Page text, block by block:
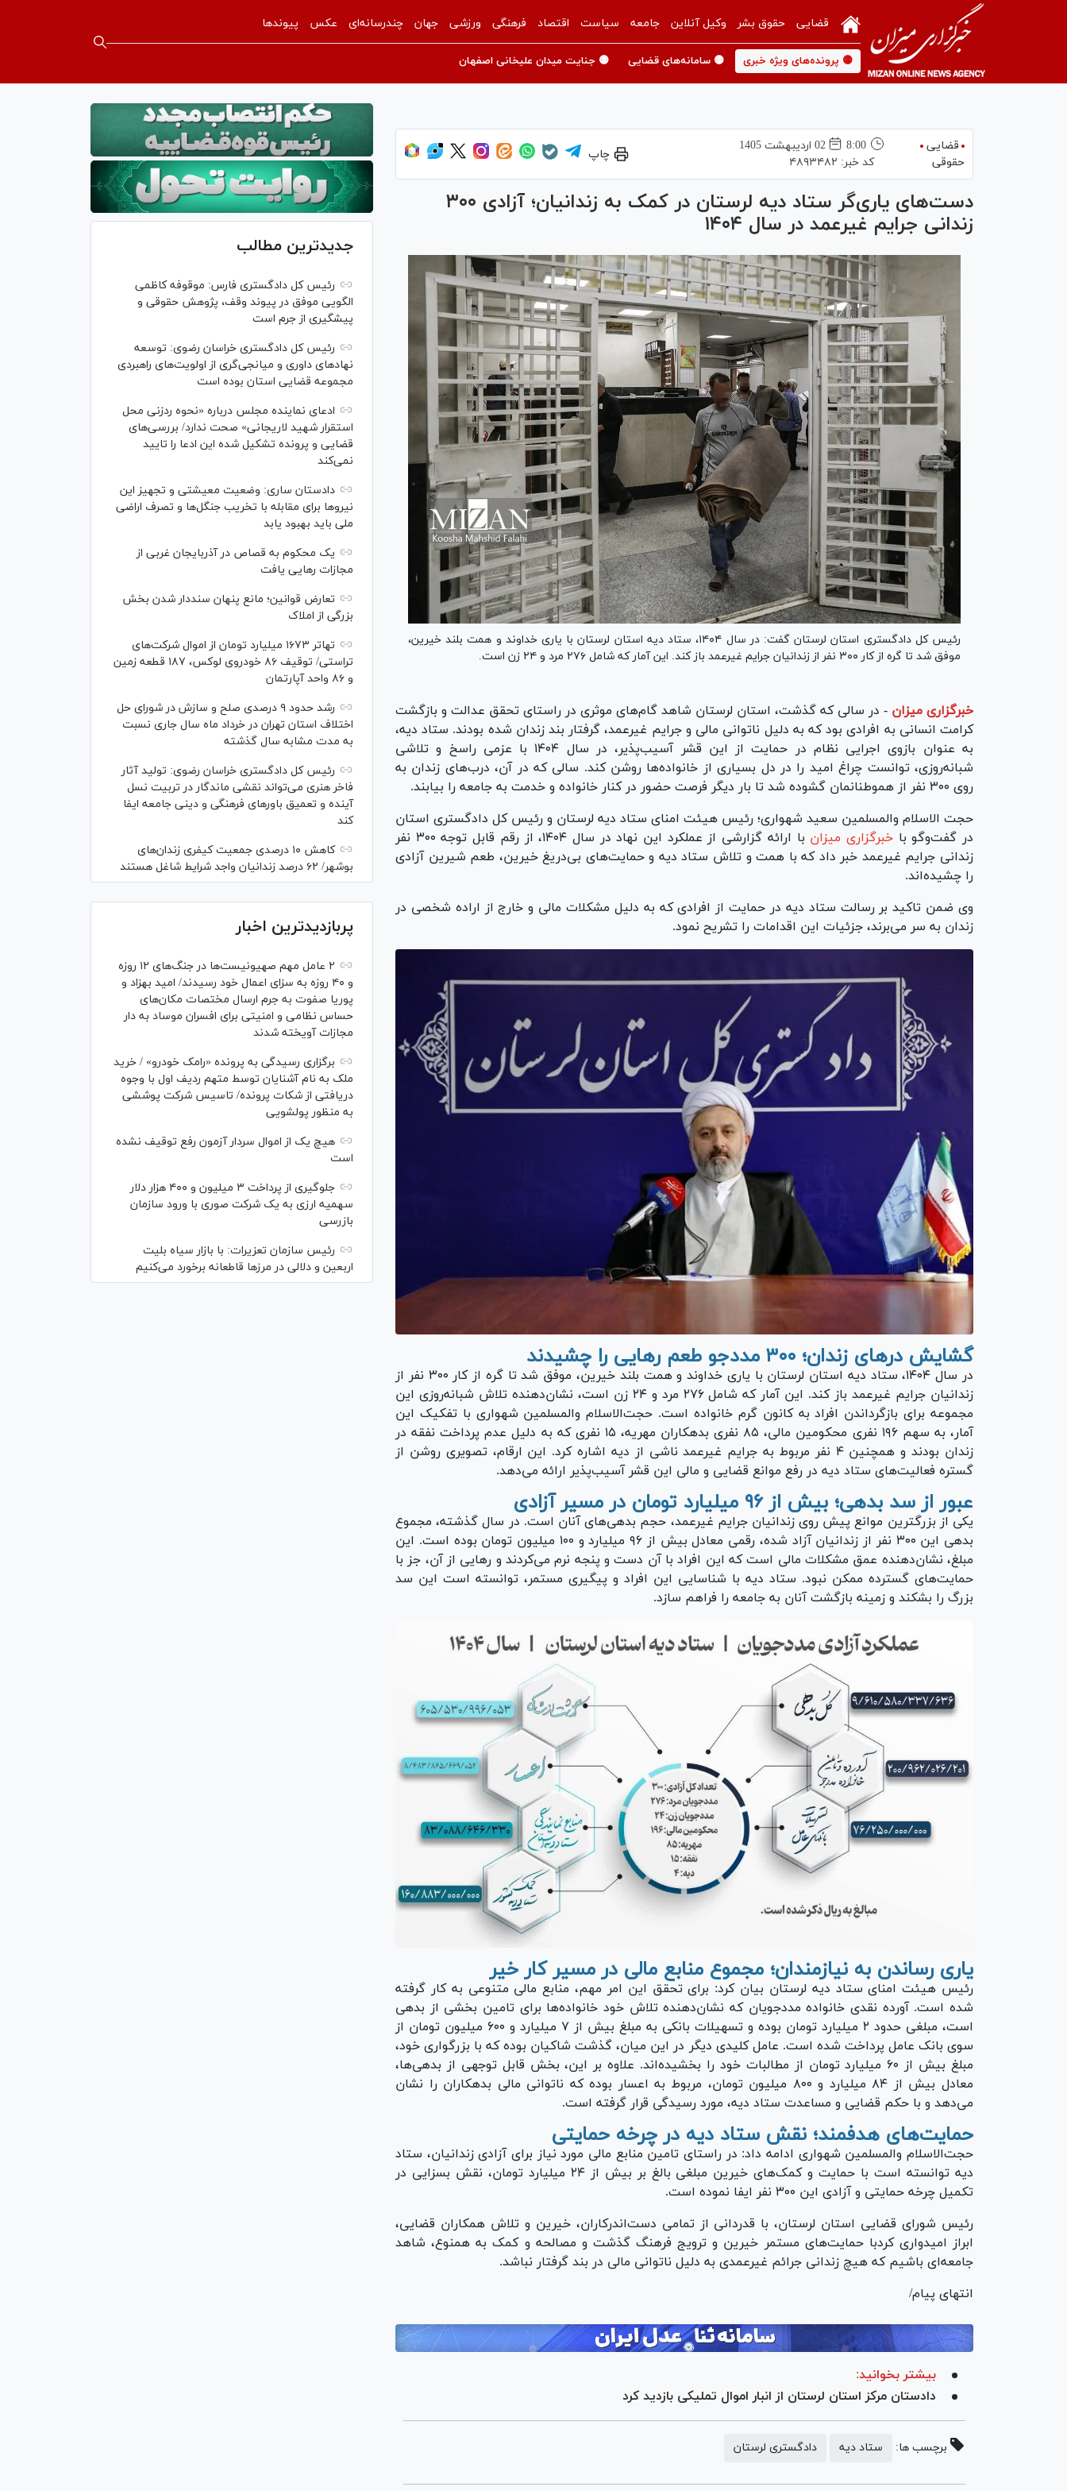
قضایی حقوق بشر وکیل آنلاین جامعه سیاست اقتصاد فرهنگی ورزشی جهان چندرسانه‌ای عکس پیوندها
🟡 پرونده‌های ویژه خبری 🟡 سامانه‌های قضایی 🟡 جنایت میدان علیخانی اصفهان
قضایی
حقوقی
8:00
02 ارديبهشت 1405
کد خبر: ۴۸۹۳۴۸۲
چاپ
دست‌های یاری‌گر ستاد دیه لرستان در کمک به زندانیان؛ آزادی ۳۰۰
زندانی جرایم غیرعمد در سال ۱۴۰۴
رئیس کل دادگستری استان لرستان گفت: در سال ۱۴۰۴، ستاد دیه استان لرستان با یاری خداوند و همت بلند خیرین،
موفق شد تا گره از کار ۳۰۰ نفر از زندانیان جرایم غیرعمد باز کند. این آمار که شامل ۲۷۶ مرد و ۲۴ زن است.
خبرگزاری میزان - در سالی که گذشت، استان لرستان شاهد گام‌های موثری در راستای تحقق عدالت و بازگشت
کرامت انسانی به افرادی بود که به دلیل ناتوانی مالی و جرایم غیرعمد، گرفتار بند زندان شده بودند. ستاد دیه،
به عنوان بازوی اجرایی نظام در حمایت از این قشر آسیب‌پذیر، در سال ۱۴۰۴ با عزمی راسخ و تلاشی
شبانه‌روزی، توانست چراغ امید را در دل بسیاری از خانواده‌ها روشن کند. سالی که در آن، درب‌های زندان به
روی ۳۰۰ نفر از هموطنانمان گشوده شد تا بار دیگر فرصت حضور در کنار خانواده و خدمت به جامعه را بیابند.
حجت الاسلام والمسلمین سعید شهواری؛ رئیس هیئت امنای ستاد دیه لرستان و رئیس کل دادگستری استان
در گفت‌وگو باخبرگزاری میزان
با ارائه گزارشی از عملکرد این نهاد در سال ۱۴۰۴، از رقم قابل توجه ۳۰۰ نفر
زندانی جرایم غیرعمد خبر داد که با همت و تلاش ستاد دیه و حمایت‌های بی‌دریغ خیرین، طعم شیرین آزادی
را چشیده‌اند.
وی ضمن تاکید بر رسالت ستاد دیه در حمایت از افرادی که به دلیل مشکلات مالی و خارج از اراده شخصی در
زندان به سر می‌برند، جزئیات این اقدامات را تشریح نمود.
گشایش در‌های زندان؛ ۳۰۰ مددجو طعم رهایی را چشیدند
در سال ۱۴۰۴، ستاد دیه استان لرستان با یاری خداوند و همت بلند خیرین، موفق شد تا گره از کار ۳۰۰ نفر از
زندانیان جرایم غیرعمد باز کند. این آمار که شامل ۲۷۶ مرد و ۲۴ زن است، نشان‌دهنده تلاش شبانه‌روزی این
مجموعه برای بازگرداندن افراد به کانون گرم خانواده است. حجت‌الاسلام والمسلمین شهواری با تفکیک این
آمار، به سهم ۱۹۶ نفری محکومین مالی، ۸۵ نفری بدهکاران مهریه، ۱۵ نفری که به دلیل عدم پرداخت نفقه در
زندان بودند و همچنین ۴ نفر مربوط به جرایم غیرعمد ناشی از دیه اشاره کرد. این ارقام، تصویری روشن از
گستره فعالیت‌های ستاد دیه در رفع موانع قضایی و مالی این قشر آسیب‌پذیر ارائه می‌دهد.
عبور از سد بدهی؛ بیش از ۹۶ میلیارد تومان در مسیر آزادی
یکی از بزرگترین موانع پیش روی زندانیان جرایم غیرعمد، حجم بدهی‌های آنان است. در سال گذشته، مجموع
بدهی این ۳۰۰ نفر از زندانیان آزاد شده، رقمی معادل بیش از ۹۶ میلیارد و ۱۰۰ میلیون تومان بوده است. این
مبلغ، نشان‌دهنده عمق مشکلات مالی است که این افراد با آن دست و پنجه نرم می‌کردند و رهایی از آن، جز با
حمایت‌های گسترده ممکن نبود. ستاد دیه با شناسایی این افراد و پیگیری مستمر، توانسته است این سد
بزرگ را بشکند و زمینه بازگشت آنان به جامعه را فراهم سازد.
یاری رساندن به نیازمندان؛ مجموع منابع مالی در مسیر کار خیر
رئیس هیئت امنای ستاد دیه لرستان بیان کرد: برای تحقق این امر مهم، منابع مالی متنوعی به کار گرفته
شده است. آورده نقدی خانواده مددجویان که نشان‌دهنده تلاش خود خانواده‌ها برای تامین بخشی از بدهی
است، مبلغی حدود ۲ میلیارد تومان بوده و تسهیلات بانکی به مبلغ بیش از ۷ میلیارد و ۶۰۰ میلیون تومان از
سوی بانک عامل پرداخت شده است. عامل کلیدی دیگر در این میان، گذشت شاکیان بوده که با بزرگواری خود،
مبلغ بیش از ۶۰ میلیارد تومان از مطالبات خود را بخشیده‌اند. علاوه بر این، بخش قابل توجهی از بدهی‌ها،
معادل بیش از ۸۴ میلیارد و ۸۰۰ میلیون تومان، مربوط به اعسار بوده که ناتوانی مالی بدهکاران را نشان
می‌دهد و با حکم قضایی و مساعدت ستاد دیه، مورد رسیدگی قرار گرفته است.
حمایت‌های هدفمند؛ نقش ستاد دیه در چرخه حمایتی
حجت‌الاسلام والمسلمین شهواری ادامه داد: در راستای تامین منابع مالی مورد نیاز برای آزادی زندانیان، ستاد
دیه توانسته است با حمایت و کمک‌های خیرین مبلغی بالغ بر بیش از ۲۴ میلیارد تومان، نقش بسزایی در
تکمیل چرخه حمایتی و آزادی این ۳۰۰ نفر ایفا نموده است.
رئیس شورای قضایی استان لرستان، با قدردانی از تمامی دست‌اندرکاران، خیرین و تلاش همکاران قضایی،
ابراز امیدواری کردبا حمایت‌های مستمر خیرین و ترویج فرهنگ گذشت و مصالحه و کمک به همنوع، شاهد
جامعه‌ای باشیم که هیچ زندانی جرائم غیرعمدی به دلیل ناتوانی مالی در بند گرفتار نباشد.
انتهای پیام/
بیشتر بخوانید:
دادستان مرکز استان لرستان از انبار اموال تملیکی بازدید کرد
برچسب ها: ستاد دیه دادگستری لرستان
جدیدترین مطالب
رئیس کل دادگستری فارس: موقوفه کاظمی
الگویی موفق در پیوند وقف، پژوهش حقوقی و
پیشگیری از جرم است
رئیس کل دادگستری خراسان رضوی: توسعه
نهاد‌های داوری و میانجی‌گری از اولویت‌های راهبردی
مجموعه قضایی استان بوده است
ادعای نماینده مجلس درباره «نحوه ردزنی محل
استقرار شهید لاریجانی» صحت ندارد/ بررسی‌های
قضایی و پرونده تشکیل شده این ادعا را تایید
نمی‌کند
دادستان ساری: وضعیت معیشتی و تجهیز این
نیرو‌ها برای مقابله با تخریب جنگل‌ها و تصرف اراضی
ملی باید بهبود یابد
یک محکوم به قصاص در آذربایجان‌ غربی از
مجازات رهایی یافت
تعارض قوانین؛ مانع پنهان سنددار شدن بخش
بزرگی از املاک
تهاتر ۱۶۷۳ میلیارد تومان از اموال شرکت‌های
تراستی/ توقیف ۸۶ خودروی لوکس، ۱۸۷ قطعه زمین
و ۸۶ واحد آپارتمان
رشد حدود ۹ درصدی صلح و سازش در شورای حل
اختلاف استان تهران در خرداد ماه سال جاری نسبت
به مدت مشابه سال گذشته
رئیس کل دادگستری خراسان رضوی: تولید آثار
فاخر هنری می‌تواند نقشی ماندگار در تربیت نسل
آینده و تعمیق باور‌های فرهنگی و دینی جامعه ایفا
کند
کاهش ۱۰ درصدی جمعیت کیفری زندان‌های
بوشهر/ ۶۲ درصد زندانیان واجد شرایط شاغل هستند
پربازدیدترین اخبار
۲ عامل مهم صهیونیست‌ها در جنگ‌های ۱۲ روزه
و ۴۰ روزه به سزای اعمال خود رسیدند/ امید بهزاد و
پوریا صفوت به جرم ارسال مختصات مکان‌های
حساس نظامی و امنیتی برای افسران موساد به دار
مجازات آویخته شدند
برگزاری رسیدگی به پرونده «رامک خودرو» / خرید
ملک به نام آشنایان توسط متهم ردیف اول با وجوه
دریافتی از شکات پرونده/ تاسیس شرکت پوششی
به منظور پولشویی
هیچ یک از اموال سردار آزمون رفع توقیف نشده
است
جلوگیری از پرداخت ۳ میلیون و ۴۰۰ هزار دلار
سهمیه ارزی به یک شرکت صوری با ورود سازمان
بازرسی
رئیس سازمان تعزیرات: با بازار سیاه بلیت
اربعین و دلالی در مرز‌ها قاطعانه برخورد می‌کنیم